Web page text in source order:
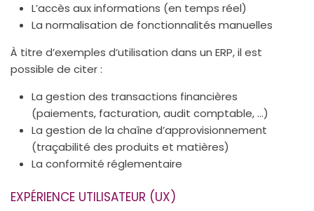
L’accès aux informations (en temps réel)
La normalisation de fonctionnalités manuelles
À titre d’exemples d’utilisation dans un ERP, il est
possible de citer :
La gestion des transactions financières
(paiements, facturation, audit comptable, …)
La gestion de la chaîne d’approvisionnement
(traçabilité des produits et matières)
La conformité réglementaire
EXPÉRIENCE UTILISATEUR (UX)